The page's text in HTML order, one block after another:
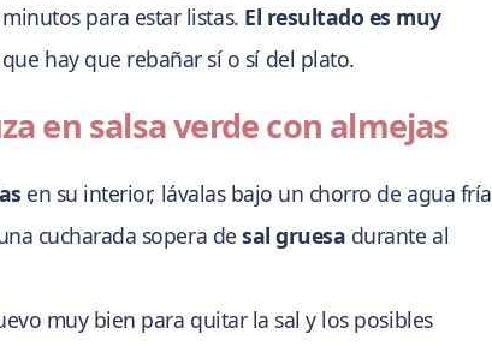
para estar listas. El resultado es muy
hay que rebañar sí o sí del plato.
en salsa verde con almejas
en su interior, lávalas bajo un chorro de agua fría
cucharada sopera desal gruesa durante al
muy bien para quitar la sal y los posibles